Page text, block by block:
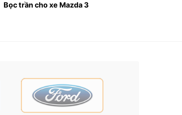
xe. Vì vậy, khi lắp đặt loa sub
Bọc trần cho xe Mazda 3